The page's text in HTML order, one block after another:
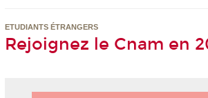
ETUDIANTS ÉTRANGERS
Rejoignez le Cnam en